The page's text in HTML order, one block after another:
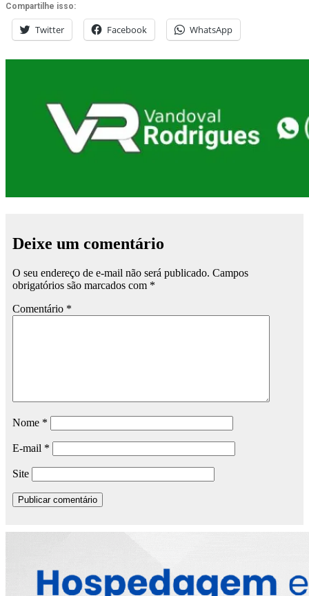
Compartilhe isso:
Twitter Facebook WhatsApp
Deixe um comentário
O seu endereço de e-mail não será publicado. Campos
obrigatórios são marcados com *
Comentário *
Nome *
E-mail *
Site